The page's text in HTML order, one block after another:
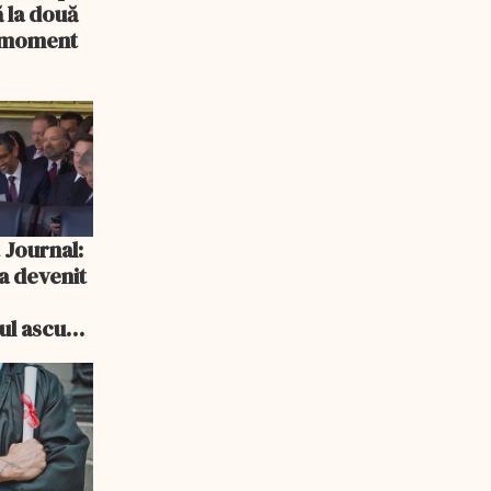
la două
devenit
ascuns